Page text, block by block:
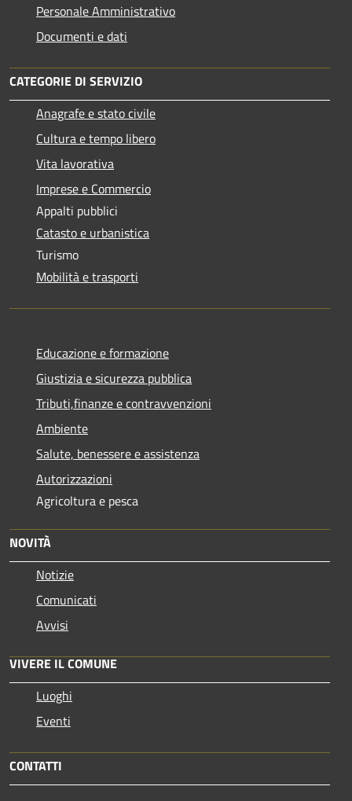
Personale Amministrativo
Documenti e dati
CATEGORIE DI SERVIZIO
Anagrafe e stato civile
Cultura e tempo libero
Vita lavorativa
Imprese e Commercio
Appalti pubblici
Catasto e urbanistica
Turismo
Mobilità e trasporti
Educazione e formazione
Giustizia e sicurezza pubblica
Tributi,finanze e contravvenzioni
Ambiente
Salute, benessere e assistenza
Autorizzazioni
Agricoltura e pesca
NOVITÀ
Notizie
Comunicati
Avvisi
VIVERE IL COMUNE
Luoghi
Eventi
CONTATTI